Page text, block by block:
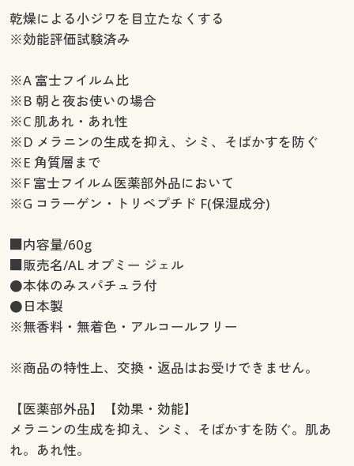
乾燥による小ジワを目立たなくする
※効能評価試験済み
※A 富士フイルム比
※B 朝と夜お使いの場合
※C 肌あれ・あれ性
※D メラニンの生成を抑え、シミ、そばかすを防ぐ
※E 角質層まで
※F 富士フイルム医薬部外品において
※G コラーゲン・トリペプチド F(保湿成分)
■内容量/60g
■販売名/AL オプミー ジェル
●本体のみスパチュラ付
●日本製
※無香料・無着色・アルコールフリー
※商品の特性上、交換・返品はお受けできません。
【医薬部外品】【効果・効能】
メラニンの生成を抑え、シミ、そばかすを防ぐ。肌あ
れ。あれ性。